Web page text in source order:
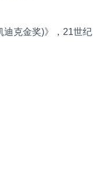
迪克金奖)》，21世纪